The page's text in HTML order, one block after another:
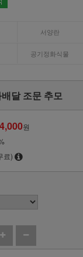
서양란
공기정화식물
달 조문 추모
원
료)